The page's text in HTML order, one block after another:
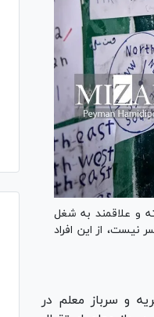
و علاقمند به شغل
از این افراد
و سرباز معلم در